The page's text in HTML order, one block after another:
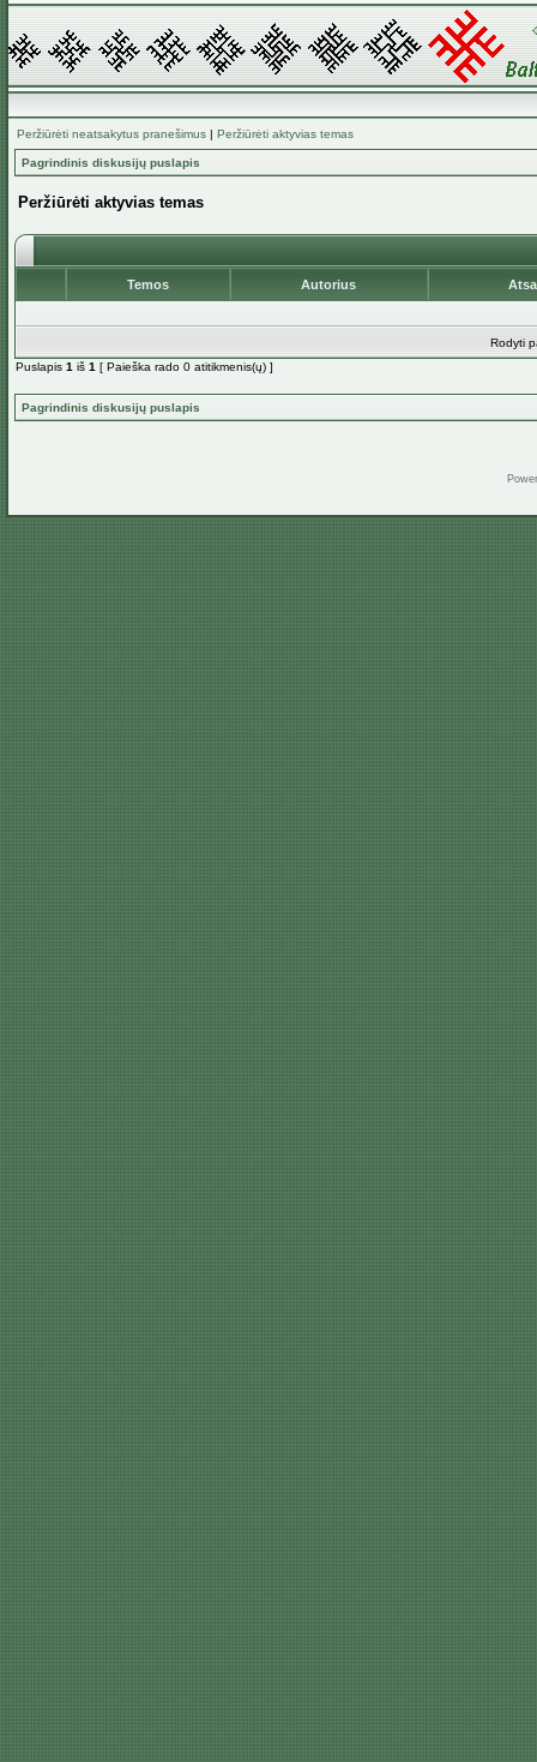
Peržiūrėti neatsakytus pranešimus | Peržiūrėti aktyvias temas
Pagrindinis diskusijų puslapis
Peržiūrėti aktyvias temas
Temos Autorius
Rodyti
Puslapis 1 iš 1 [ Paieška rado 0 atitikmenis(ų) ]
Pagrindinis diskusijų puslapis